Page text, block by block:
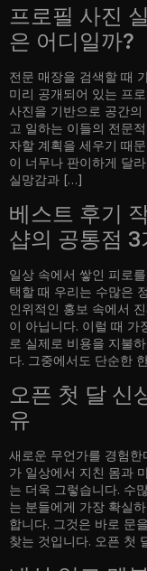
프로필 사진
은 어디일까?
전문 매장을 검색할 때
미리 공개되어 있는 프
사진을 기반으로 공간
고 일하는 이들의 전문
자할 계획을 세우기 때
이 너무나 판이하게 달
실망감과 […]
베스트 후기
샵의 공통점 3
일상 속에서 쌓인 피로
택할 때 우리는 수많은
인위적인 홍보 속에서
이 아닙니다. 이럴 때 가
로 실제로 비용을 지불
다. 그중에서도 단순한
오픈 첫 달 신
유
새로운 무언가를 경험
가 일상에서 지친 몸과
는 더욱 그렇습니다. 수
는 분들에게 가장 확실
합니다. 그것은 바로 문
찾는 것입니다. 오픈 첫